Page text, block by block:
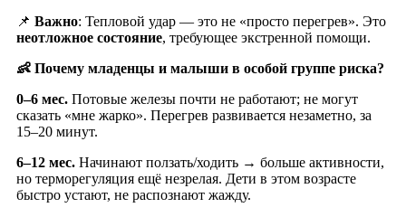
📌 Важно: Тепловой удар — это не «просто перегрев». Это
неотложное состояние, требующее экстренной помощи.
👶 Почему младенцы и малыши в особой группе риска?
0–6 мес. Потовые железы почти не работают; не могут
сказать «мне жарко». Перегрев развивается незаметно, за
15–20 минут.
6–12 мес. Начинают ползать/ходить → больше активности,
но терморегуляция ещё незрелая. Дети в этом возрасте
быстро устают, не распознают жажду.